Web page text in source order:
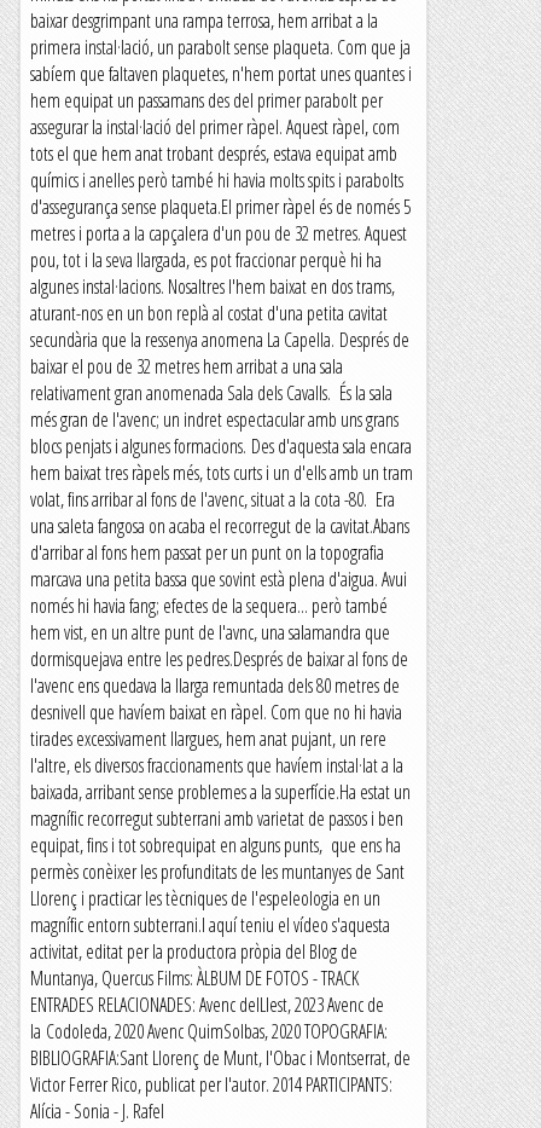
baixar desgrimpant una rampa terrosa, hem arribat a la
primera instal·lació, un parabolt sense plaqueta. Com que ja
sabíem que faltaven plaquetes, n'hem portat unes quantes i
hem equipat un passamans des del primer parabolt per
assegurar la instal·lació del primer ràpel. Aquest ràpel, com
tots el que hem anat trobant després, estava equipat amb
químics i anelles però també hi havia molts spits i parabolts
d'assegurança sense plaqueta.El primer ràpel és de només 5
metres i porta a la capçalera d'un pou de 32 metres. Aquest
pou, tot i la seva llargada, es pot fraccionar perquè hi ha
algunes instal·lacions. Nosaltres l'hem baixat en dos trams,
aturant-nos en un bon replà al costat d'una petita cavitat
secundària que la ressenya anomena La Capella. Després de
baixar el pou de 32 metres hem arribat a una sala
relativament gran anomenada Sala dels Cavalls. És la sala
més gran de l'avenc; un indret espectacular amb uns grans
blocs penjats i algunes formacions. Des d'aquesta sala encara
hem baixat tres ràpels més, tots curts i un d'ells amb un tram
volat, fins arribar al fons de l'avenc, situat a la cota -80. Era
una saleta fangosa on acaba el recorregut de la cavitat.Abans
d'arribar al fons hem passat per un punt on la topografia
marcava una petita bassa que sovint està plena d'aigua. Avui
només hi havia fang; efectes de la sequera... però també
hem vist, en un altre punt de l'avnc, una salamandra que
dormisquejava entre les pedres.Després de baixar al fons de
l'avenc ens quedava la llarga remuntada dels 80 metres de
desnivell que havíem baixat en ràpel. Com que no hi havia
tirades excessivament llargues, hem anat pujant, un rere
l'altre, els diversos fraccionaments que havíem instal·lat a la
baixada, arribant sense problemes a la superfície.Ha estat un
magnífic recorregut subterrani amb varietat de passos i ben
equipat, fins i tot sobrequipat en alguns punts, que ens ha
permès conèixer les profunditats de les muntanyes de Sant
Llorenç i practicar les tècniques de l'espeleologia en un
magnífic entorn subterrani.I aquí teniu el vídeo s'aquesta
activitat, editat per la productora pròpia del Blog de
Muntanya, Quercus Films: ÀLBUM DE FOTOS - TRACK
ENTRADES RELACIONADES: Avenc delLlest, 2023 Avenc de
la Codoleda, 2020 Avenc QuimSolbas, 2020 TOPOGRAFIA:
BIBLIOGRAFIA:Sant Llorenç de Munt, l'Obac i Montserrat, de
Victor Ferrer Rico, publicat per l'autor. 2014 PARTICIPANTS:
Alícia - Sonia - J. Rafel